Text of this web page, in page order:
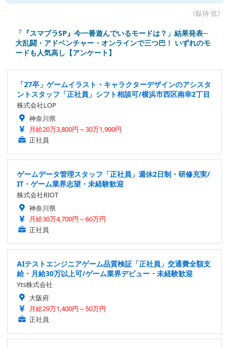
《臥待 弦》
「『スマブラSP』今一番遊んでいるモードは？」結果発表─
大乱闘・アドベンチャー・オンラインで三つ巴！ いずれのモ
ードも人気高し【アンケート】
「27卒」ゲームイラスト・キャラクターデザインのアシスタ
ントスタッフ「正社員」シフト相談可/横浜市西区南幸2丁目
株式会社LOP
神奈川県
月給20万3,800円～30万1,900円
正社員
ゲームデータ管理スタッフ「正社員」週休2日制・研修充実/
IT・ゲーム業界志望・未経験歓迎
株式会社RIOT
神奈川県
月給30万4,700円～60万円
正社員
AIテストエンジニアゲーム品質検証「正社員」交通費全額支
給・月給30万以上可/ゲーム業界デビュー・未経験歓迎
Yts株式会社
大阪府
月給29万1,400円～50万円
正社員